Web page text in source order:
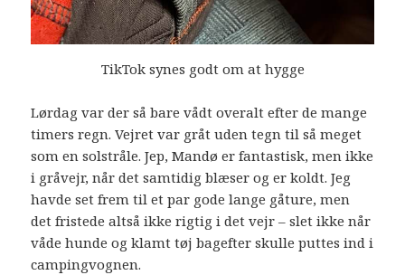
TikTok synes godt om at hygge
Lørdag var der så bare vådt overalt efter de mange
timers regn. Vejret var gråt uden tegn til så meget
som en solstråle. Jep, Mandø er fantastisk, men ikke
i gråvejr, når det samtidig blæser og er koldt. Jeg
havde set frem til et par gode lange gåture, men
det fristede altså ikke rigtig i det vejr – slet ikke når
våde hunde og klamt tøj bagefter skulle puttes ind i
campingvognen.